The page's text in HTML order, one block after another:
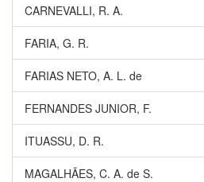
CARNEVALLI, R. A.
FARIA, G. R.
FARIAS NETO, A. L. de
FERNANDES JUNIOR, F.
ITUASSU, D. R.
MAGALHÃES, C. A. de S.